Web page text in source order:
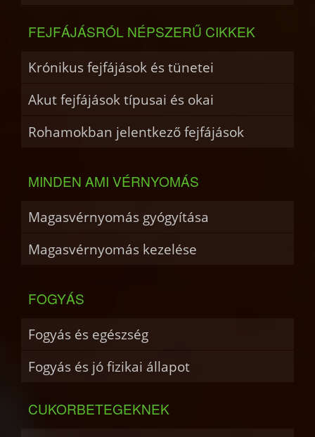
FEJFÁJÁSRÓL NÉPSZERŰ CIKKEK
Krónikus fejfájások és tünetei
Akut fejfájások típusai és okai
Rohamokban jelentkező fejfájások
MINDEN AMI VÉRNYOMÁS
Magasvérnyomás gyógyítása
Magasvérnyomás kezelése
FOGYÁS
Fogyás és egészség
Fogyás és jó fizikai állapot
CUKORBETEGEKNEK